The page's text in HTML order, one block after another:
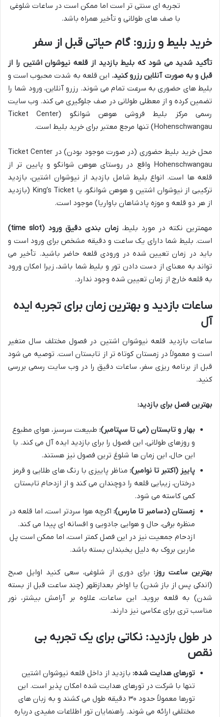
تجربه ای سنتی تر است اما ممکن است در ساعات شلوغی
با صف های طولانی و تأخیر همراه باشد.
خرید بلیط و رزرو: گام حیاتی قبل از سفر
تأکید شدید می شود که بلیط بازدید از قلعه نیوشوان اشتین را از
قبل و به صورت آنلاین رزرو کنید. این قلعه به شدت محبوب است و
بلیط های حضوری به سرعت تمام می شوند. رزرو آنلاین، ورود شما را
تضمین کرده و از معطلی طولانی در صف جلوگیری می کند. وب سایت
رسمی مرکز بلیط فروشی هوهن شوانگو (Ticket Center
Hohenschwangau) تنها مرجع معتبر برای خرید بلیط است.
محل خرید بلیط حضوری (در صورت موجود بودن) در Ticket Center
Hohenschwangau واقع در روستای هوهن شوانگو و پایین تر از
قلعه ها است. انواع بلیط شامل بازدید از نیوشوان اشتین، بازدید
ترکیبی از نیوشوان اشتین و هوهن شوانگو، یا King’s Ticket (بازدید
از هر دو قلعه و موزه پادشاهان باواریا) موجود است.
مهمترین نکته در مورد بلیط، زمان بندی دقیق ورود (time slot)
است. بلیط شما دارای یک ساعت و دقیقه مشخص برای ورود است و
باید در زمان تعیین شده در ورودی قلعه حاضر باشید. تأخیر می
تواند به معنای از دست دادن تور و بلیط شما باشد، زیرا امکان ورود
به قلعه خارج از زمان تعیین شده وجود ندارد.
ساعات بازدید و بهترین زمان برای تجربه ایده
آل
ساعات بازدید قلعه نیوشوان اشتین در فصول مختلف سال متغیر
است و معمولاً در زمستان کوتاه تر از تابستان است. توصیه می شود
قبل از برنامه ریزی سفر، ساعات دقیق را در وب سایت رسمی بررسی
کنید.
بهترین فصل برای بازدید:
بهار و تابستان (می تا سپتامبر): طبیعت سرسبز، هوای مطبوع
و روزهای طولانی، این فصول را برای بازدید ایده آل می کند. با
این حال، این زمان ها شلوغ ترین فصول نیز هستند.
پاییز (اکتبر تا نوامبر): مناظر پاییزی با رنگ های طلایی و قرمز
درختان، زیبایی قلعه را دوچندان می کند و از ازدحام تابستان
کمی کاسته می شود.
زمستان (دسامبر تا مارس): اگرچه هوا سردتر است، اما قلعه در
منظره برفی، حال و هوایی جادویی و افسانه ای پیدا می کند.
ازدحام جمعیت نیز در این فصل کمتر است، اما ممکن است پل
مارین بروک به دلیل یخبندان بسته باشد.
بهترین ساعت روز: برای دوری از شلوغی، سعی کنید اوایل صبح
(اندکی پس از باز شدن) یا اواخر بعدازظهر (چند ساعت قبل از بسته
شدن) به قلعه بروید. این ساعات، علاوه بر آرامش بیشتر، نور
مناسب تری برای عکاسی نیز دارند.
در طول بازدید: نکاتی برای یک تجربه بی
نقص
تورهای هدایت شده: بازدید از داخل قلعه نیوشوان اشتین
تنها با شرکت در تورهای هدایت شده امکان پذیر است. این
تورها معمولاً حدود ۳۰ دقیقه طول می کشند و به زبان های
مختلفی ارائه می شوند. راهنمایان تور اطلاعات مفیدی درباره